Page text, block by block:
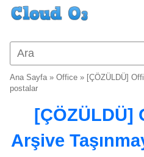
Ana Sayfa» Office » [ÇÖZÜLDÜ]
postalar
[ÇÖZÜLDÜ]
Arşive